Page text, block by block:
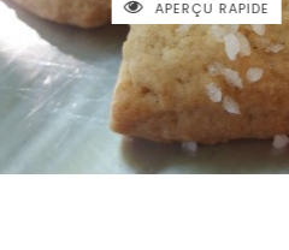
Canistrelli à la châtaigne
4,90 €
AJOUTER AU PANIER